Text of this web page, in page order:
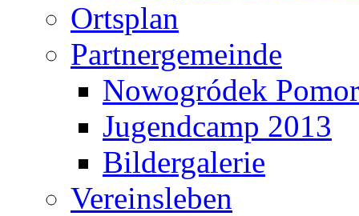
Ortsplan
Partnergemeinde
Nowogródek
Jugendcamp 2013
Bildergalerie
Vereinsleben